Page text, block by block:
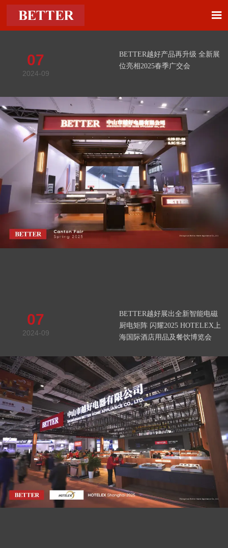

07
2024-09
BETTER越好产品再升级 全新展
位亮相2025春季广交会
07
2024-09
BETTER越好展出全新智能电磁
厨电矩阵 闪耀2025 HOTELEX上
海国际酒店用品及餐饮博览会